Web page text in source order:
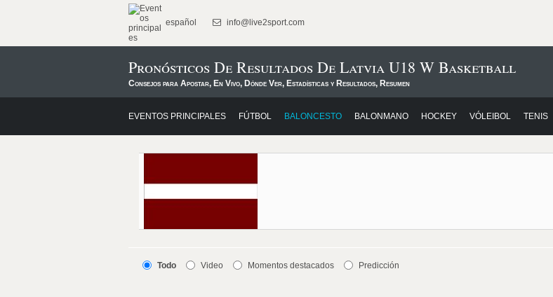
español info@live2sport.com
Pronósticos De Resultados De Latvia U18 W Basketball
Consejos para Apostar, En Vivo, Dónde Ver, Estadísticas y Resultados, Resumen
EVENTOS PRINCIPALES FÚTBOL BALONCESTO BALONMANO HOCKEY VÓLEIBOL TENIS
Todo Video Momentos destacados Predicción